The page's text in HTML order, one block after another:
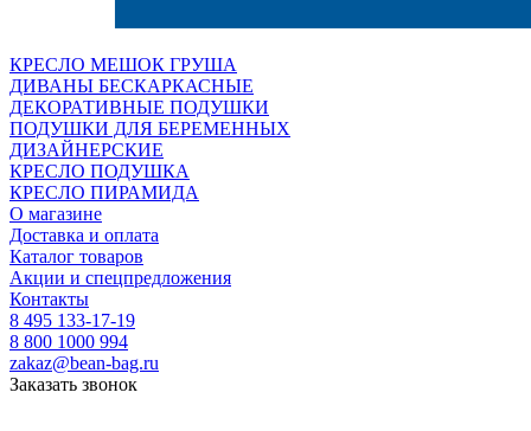
КРЕСЛО МЕШОК ГРУША
ДИВАНЫ БЕСКАРКАСНЫЕ
ДЕКОРАТИВНЫЕ ПОДУШКИ
ПОДУШКИ ДЛЯ БЕРЕМЕННЫХ
ДИЗАЙНЕРСКИЕ
КРЕСЛО ПОДУШКА
КРЕСЛО ПИРАМИДА
О магазине
Доставка и оплата
Каталог товаров
Акции и спецпредложения
Контакты
8 495 133-17-19
8 800 1000 994
zakaz@bean-bag.ru
Заказать звонок